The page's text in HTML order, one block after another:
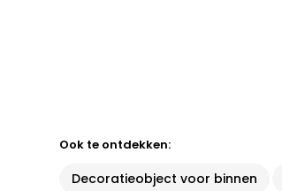
Ook te ontdekken:
Decoratieobject voor binnen